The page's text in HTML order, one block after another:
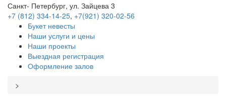
Санкт- Петербург, ул. Зайцева 3
+7 (812) 334-14-25, +7(921) 320-02-56
Букет невесты
Наши услуги и цены
Наши проекты
Выездная регистрация
Оформление залов
>